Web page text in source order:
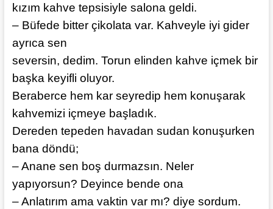
kızım kahve tepsisiyle salona geldi.
– Büfede bitter çikolata var. Kahveyle iyi gider
ayrıca sen
seversin, dedim. Torun elinden kahve içmek bir
başka keyifli oluyor.
Beraberce hem kar seyredip hem konuşarak
kahvemizi içmeye başladık.
Dereden tepeden havadan sudan konuşurken
bana döndü;
– Anane sen boş durmazsın. Neler
yapıyorsun? Deyince bende ona
– Anlatırım ama vaktin var mı? diye sordum.